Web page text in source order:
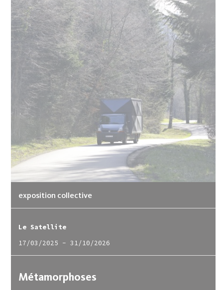
exposition collective
Métamorphoses
Le Satellite
17/03/2025 - 31/10/2026